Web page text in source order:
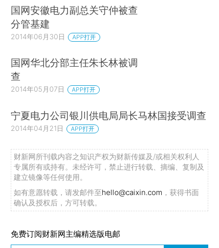
国网安徽电力副总关守仲被查
分管基建
2014年06月30日 APP打开
国网华北分部主任朱长林被调
查
2014年05月07日 APP打开
宁夏电力公司银川供电局局长马林国接受调查
2014年04月21日 APP打开
财新网所刊载内容之知识产权为财新传媒及/或相关权利人
专属所有或持有。未经许可，禁止进行转载、摘编、复制及
建立镜像等任何使用。
如有意愿转载，请发邮件至hello@caixin.com ，获得书面
确认及授权后，方可转载。
免费订阅财新网主编精选版电邮